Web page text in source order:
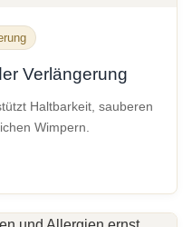
Verlängerung
Haltbarkeit, sauberen
Wimpern.